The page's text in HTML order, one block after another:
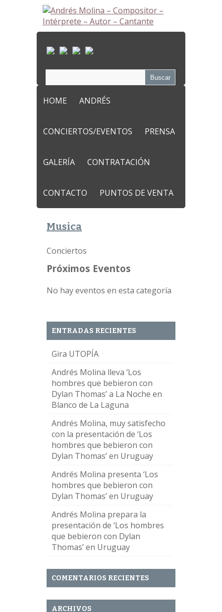
HOME ANDRÉS
CONCIERTOS/EVENTOS PRENSA
GALERÍA CONTRATACIÓN
CONTACTO PUNTOS DE VENTA
Musica
Conciertos
Próximos Eventos
No hay eventos en esta categoría
ENTRADAS RECIENTES
Gira UTOPÍA
Andrés Molina lleva ‘Los
hombres que bebieron con
Dylan Thomas’ a La Noche en
Blanco de La Laguna
Andrés Molina, muy satisfecho
con la presentación de ‘Los
hombres que bebieron con
Dylan Thomas’ en Uruguay
Andrés Molina presenta ‘Los
hombres que bebieron con
Dylan Thomas’ en Uruguay
Andrés Molina prepara la
presentación de ‘Los hombres
que bebieron con Dylan
Thomas’ en Uruguay
COMENTARIOS RECIENTES
ARCHIVOS